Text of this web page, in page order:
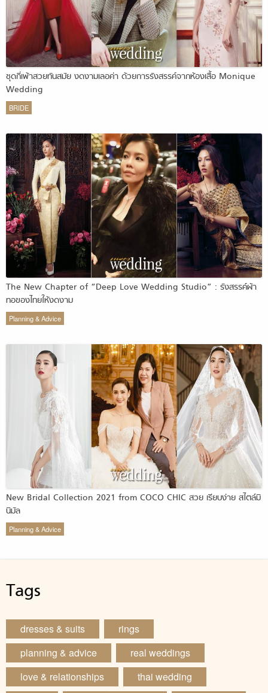
ชุดกี่เพ้าสวยทันสมัย งดงามเลอค่า ด้วยการรังสรรค์จากห้องเสื้อ Monique
Wedding
BRIDE
The New Chapter of “Deep Love Wedding Studio” : รังสรรค์ผ้า
ทอของไทยให้งดงาม
Planning & Advice
New Bridal Collection 2021 from COCO CHIC สวย เรียบง่าย สไตล์มิ
นิมัล
Planning & Advice
Tags
dresses & suits
rings
planning & advice
real weddings
love & relationships
thai wedding